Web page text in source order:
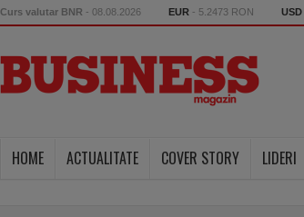
Curs valutar BNR - 08.08.2026 EUR - 5.2473 RON USD
HOME ACTUALITATE COVER STORY LIDERI